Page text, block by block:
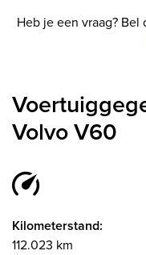
Heb je een vraag? Bel
Volvo V60
Kilometerstand:
112.023 km